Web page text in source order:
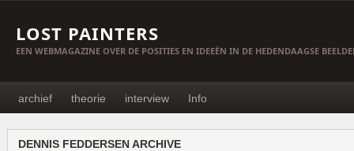
LOST PAINTERS
EEN WEBMAGAZINE OVER DE POSITIES EN IDEEËN IN DE HEDENDAAGSE
archief theorie interview Info
DENNIS FEDDERSEN ARCHIVE